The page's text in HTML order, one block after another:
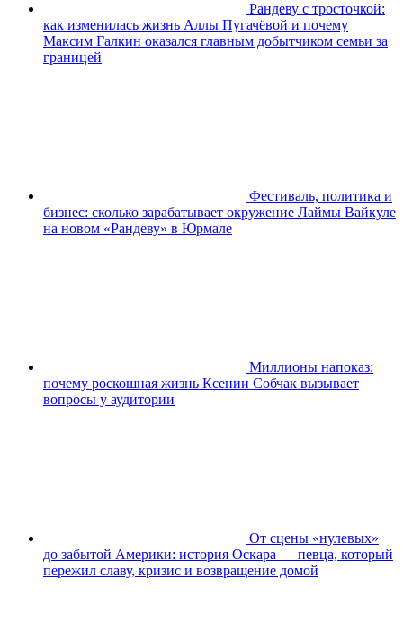
Рандеву с тросточкой:
как изменилась жизнь Аллы Пугачёвой и почему
Максим Галкин оказался главным добытчиком семьи за
границей
Фестиваль, политика и
бизнес: сколько зарабатывает окружение Лаймы Вайкуле
на новом «Рандеву» в Юрмале
Миллионы напоказ:
почему роскошная жизнь Ксении Собчак вызывает
вопросы у аудитории
От сцены «нулевых»
до забытой Америки: история Оскара — певца, который
пережил славу, кризис и возвращение домой